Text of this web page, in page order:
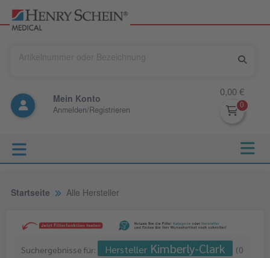
Mein Konto
Anmelden/Registrieren
0,00 €
Startseite Alle Hersteller
Suchergebnisse für: Hersteller Kimberly-Clark (0